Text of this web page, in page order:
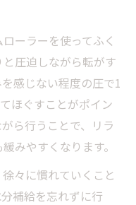
に体験できる理由
の疲れを癒す方法
と通いやすさの秘
テナンス最新事情
する新アプローチ
ーラーを使ってふく
圧迫しながら転がす
感じない程度の圧で1
ほぐすことがポイン
ら行うことで、リラ
みやすくなります。
々に慣れていくこと
補給を忘れずに行